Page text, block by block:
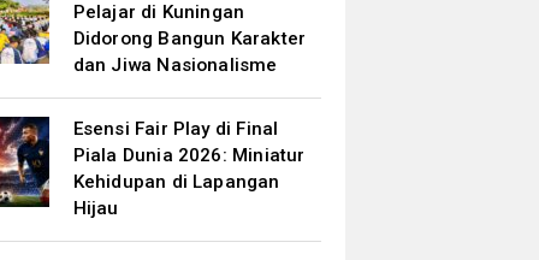
Pelajar di Kuningan
Didorong Bangun Karakter
dan Jiwa Nasionalisme
Esensi Fair Play di Final
Piala Dunia 2026: Miniatur
Kehidupan di Lapangan
Hijau